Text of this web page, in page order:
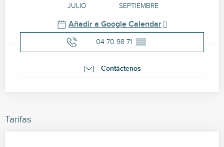
JULIO SEPTIEMBRE
Añadir a Google Calendar
04 70 98 71 ▒▒
Contáctenos
Tarifas